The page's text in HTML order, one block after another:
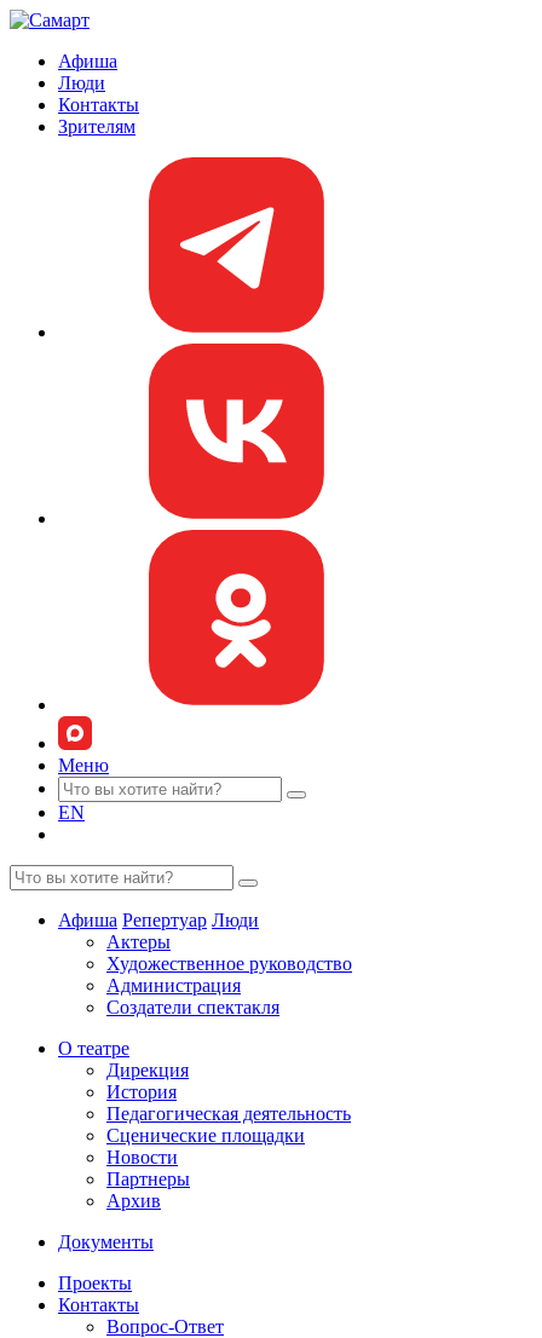
Афиша
Люди
Контакты
Зрителям
Меню
EN
Афиша Репертуар Люди
Актеры
Художественное руководство
Администрация
Создатели спектакля
О театре
Дирекция
История
Педагогическая деятельность
Сценические площадки
Новости
Партнеры
Архив
Документы
Проекты
Контакты
Вопрос-Ответ